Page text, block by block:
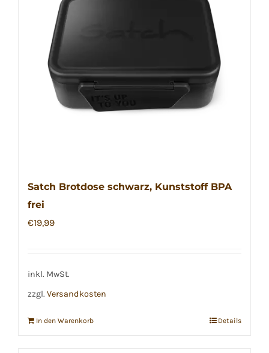
Satch Brotdose schwarz, Kunststoff BPA
frei
€19,99
inkl. MwSt.
zzgl. Versandkosten
In den Warenkorb Details